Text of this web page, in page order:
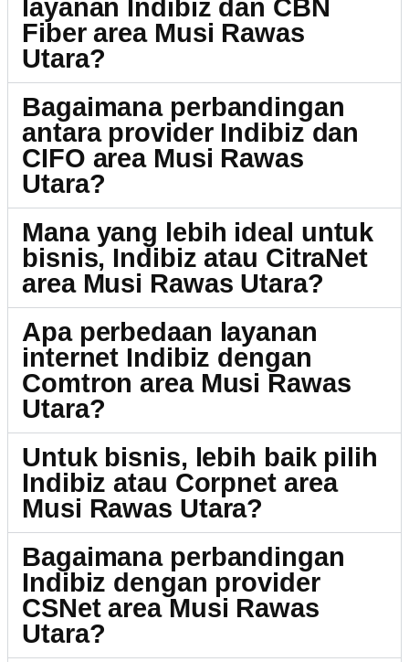
layanan Indibiz dan CBN
Fiber area Musi Rawas
Utara?
Bagaimana perbandingan
antara provider Indibiz dan
CIFO area Musi Rawas
Utara?
Mana yang lebih ideal untuk
bisnis, Indibiz atau CitraNet
area Musi Rawas Utara?
Apa perbedaan layanan
internet Indibiz dengan
Comtron area Musi Rawas
Utara?
Untuk bisnis, lebih baik pilih
Indibiz atau Corpnet area
Musi Rawas Utara?
Bagaimana perbandingan
Indibiz dengan provider
CSNet area Musi Rawas
Utara?